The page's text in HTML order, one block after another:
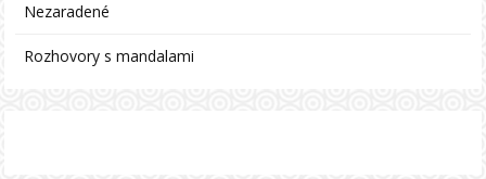
Nezaradené
Rozhovory s mandalami